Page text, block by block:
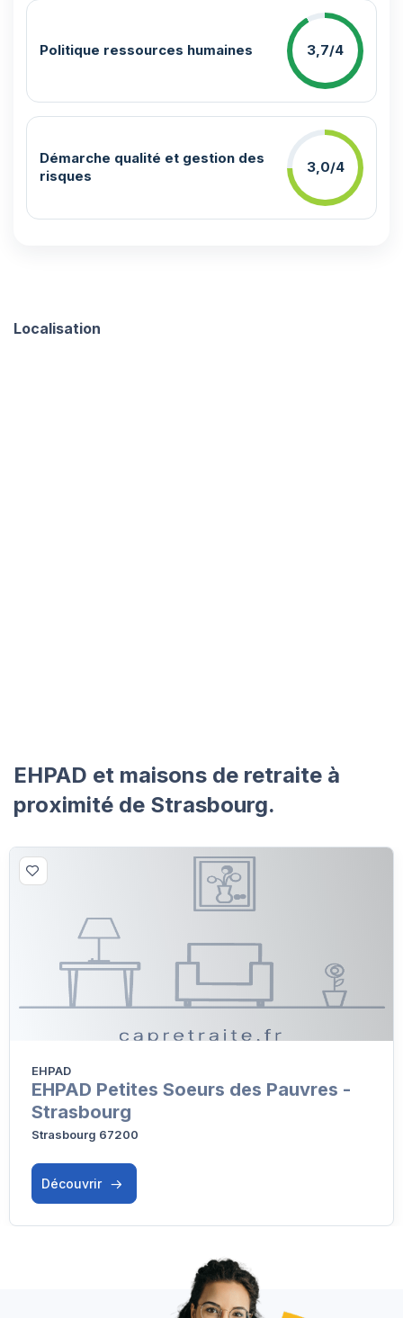
Politique ressources humaines 3,7/4
Démarche qualité et gestion des
risques
3,0/4
Localisation
EHPAD et maisons de retraite à
proximité de Strasbourg.
EHPAD
EHPAD Petites Soeurs des Pauvres -
Strasbourg
Strasbourg 67200
Découvrir